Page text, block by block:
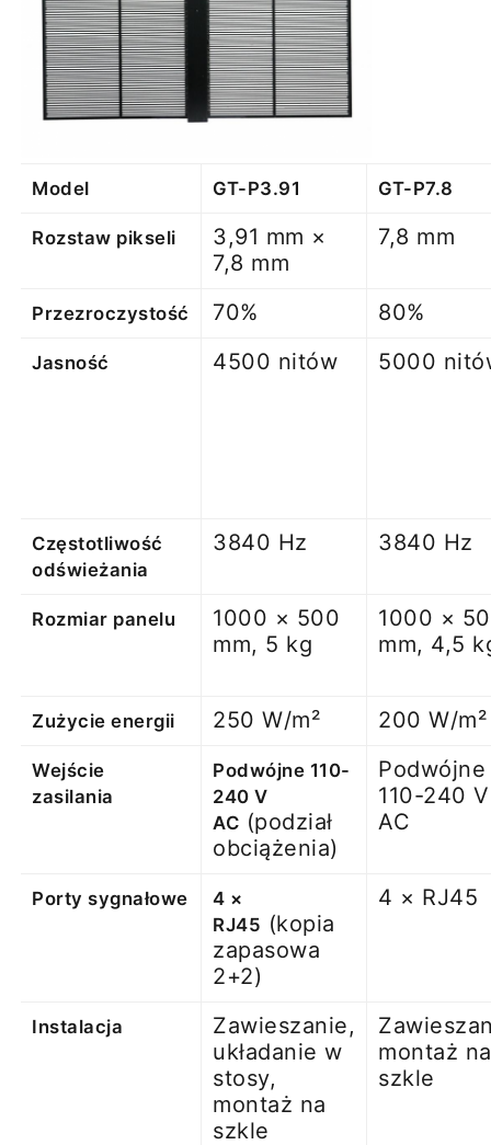
Model GT-P3.91 GT-P7.8
Rozstaw pikseli
3,91 mm ×
7,8 mm
7,8 mm
Przezroczystość 70% 80%
Jasność 4500 nitów 5000
Częstotliwość
odświeżania
3840 Hz 3840 Hz
Rozmiar panelu
1000 × 500
mm, 5 kg
1000 ×
mm, 4,5
Zużycie energii 250 W/m² 200 W/m²
Wejście
zasilania
Podwójne 110-
240 V
AC (podział
obciążenia)
Podwójne
110-240 V
AC
Porty sygnałowe
4 ×
RJ45 (kopia
zapasowa
2+2)
4 × RJ45
Instalacja
Zawieszanie,
układanie w
stosy,
montaż na
szkle
montaż na
szkle